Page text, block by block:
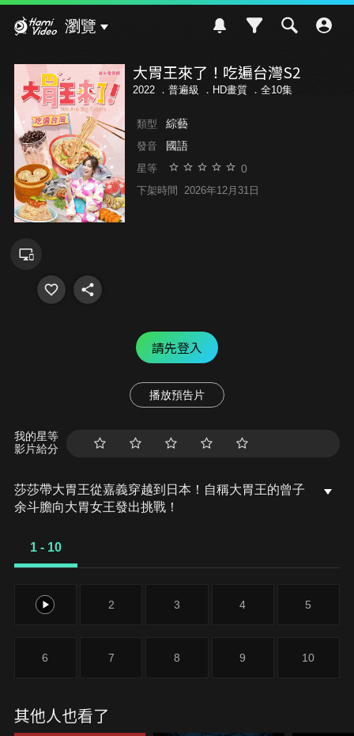
瀏覽
大胃王來了！吃遍台灣S2
2022 ． 普遍級 ．HD畫質 ．全10集
類型 綜藝
發音 國語
星等 0
下架時間 2026年12月31日
請先登入
播放預告片
我的星等
影片給分
莎莎帶大胃王從嘉義穿越到日本！自稱大胃王的曾子
余斗膽向大胃女王發出挑戰！
1 - 10
1 2 3 4 5
6 7 8 9 10
其他人也看了